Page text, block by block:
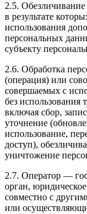
2.5.
в результате
использования
персональных
субъекту
2.6. Обработка
(операция) или
совершаемых с
без использования
включая сбор,
уточнение
использование,
доступ),
уничтожение
2.7. Оператор —
орган,
совместно с
или